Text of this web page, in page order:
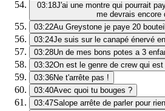
03:18J'ai une montre qui pourrait
me devrais encore
03:22Au Greystone je paye 20
03:24Je suis sur le canapé énervé
03:28Un de mes bons potes a 3
03:32On est le genre de crew qui
03:36Ne t'arrête pas !
03:40Avec quoi tu bouges ?
03:47Salope arrête de parler pour